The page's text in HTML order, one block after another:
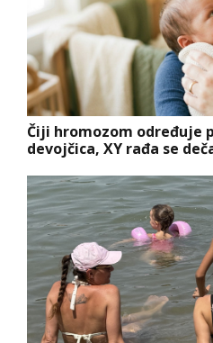
Čiji hromozom određuje
devojčica, XY rađa se